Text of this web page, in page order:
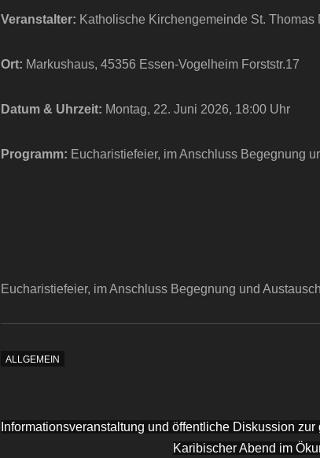
Veranstalter: Katholische Kirchengemeinde St.
Ort: Markushaus, 45356 Essen-Vogelheim Forststr.17
Datum & Uhrzeit: Montag, 22. Juni 2026, 18:00 Uhr
Programm: Eucharistiefeier, im Anschluss Begegnung
Eucharistiefeier, im Anschluss Begegnung und
ALLGEMEIN
Beitragsnavigation
Informationsveranstaltung und öffentliche Diskussion
Karibischer Abend im